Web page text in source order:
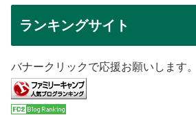
ランキングサイト
バナークリックで応援お願いします。